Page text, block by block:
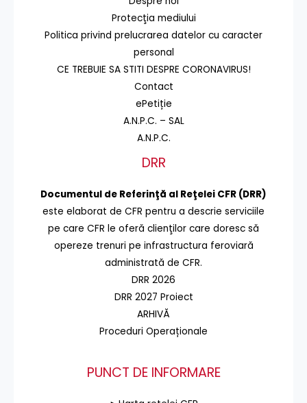
Protecţia mediului
Politica privind prelucrarea datelor cu caracter
personal
CE TREBUIE SA STITI DESPRE CORONAVIRUS!
Contact
ePetiție
A.N.P.C. – SAL
A.N.P.C.
DRR
Documentul de Referinţă al Reţelei CFR (DRR)
este elaborat de CFR pentru a descrie serviciile
pe care CFR le oferă clienţilor care doresc să
opereze trenuri pe infrastructura feroviară
administrată de CFR.
DRR 2026
DRR 2027 Proiect
ARHIVĂ
Proceduri Operaționale
PUNCT DE INFORMARE